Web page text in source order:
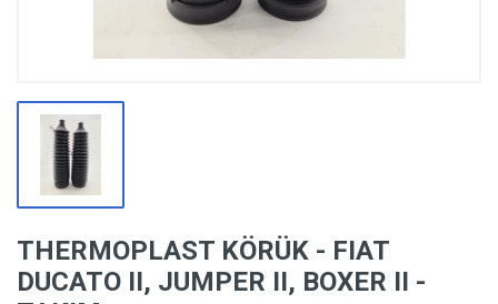
THERMOPLAST KÖRÜK - FIAT
DUCATO II, JUMPER II, BOXER II -